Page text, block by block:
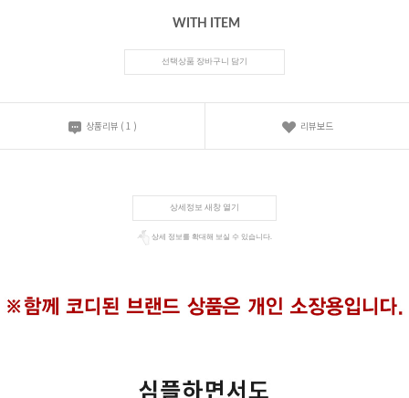
WITH ITEM
선택상품 장바구니 담기
상품리뷰 ( 1 ) 리뷰보드
상세정보 새창 열기
상세 정보를 확대해 보실 수 있습니다.